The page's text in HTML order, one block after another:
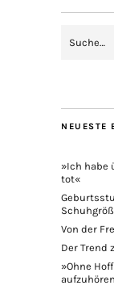
NEUESTE
»Ich habe
tot«
Von der
Der Trend
»Ohne